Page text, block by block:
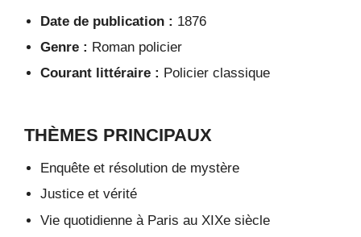
Date de publication : 1876
Genre : Roman policier
Courant littéraire : Policier classique
THÈMES PRINCIPAUX
Enquête et résolution de mystère
Justice et vérité
Vie quotidienne à Paris au XIXe siècle